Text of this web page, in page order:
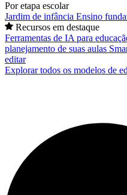
Por etapa escolar
Jardim de infância Ensino
Recursos em destaque
Ferramentas de IA para
planejamento de suas aulas
editar
Explorar todos os modelos de